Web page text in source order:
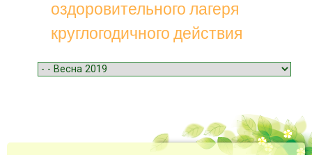
оздоровительного лагеря
круглогодичного действия
Menu
Skip to content